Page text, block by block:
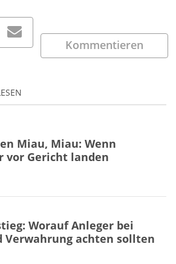
Kommentieren
Miau, Miau: Wenn
vor Gericht landen
Worauf Anleger bei
Verwahrung achten sollten